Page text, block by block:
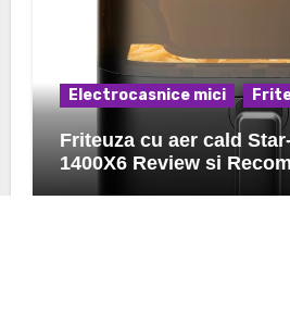
Electrocasnice mici
Friteuza cu aer cald
1400X6 Review si